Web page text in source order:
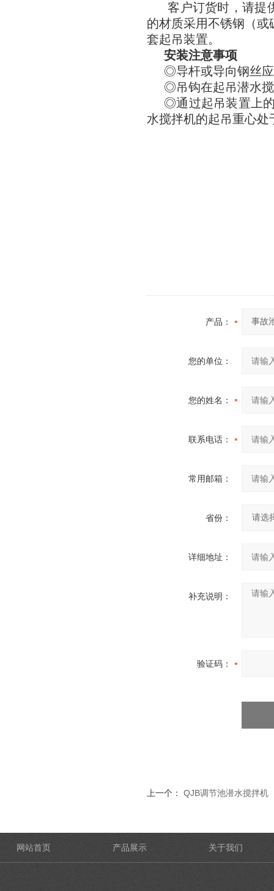
客户订货时，请提
的材质采用不锈钢（
套起吊装置。
安装注意事项
◎导杆或导向钢丝
◎吊钩在起吊潜水
◎通过起吊装置上
水搅拌机的起吊重心处
产品：
您的单位：
您的姓名：
联系电话：
常用邮箱：
省份：
详细地址：
补充说明：
验证码：
上一个： QJB调节池潜水搅拌机
网站首页 产品展示 关于我们